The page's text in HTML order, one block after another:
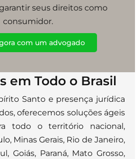
seus direitos como
consumidor.
com um advogado
em Todo o Brasil
Santo e presença jurídica
oferecemos soluções ágeis
todo o território nacional,
Minas Gerais, Rio de Janeiro,
Goiás, Paraná, Mato Grosso,